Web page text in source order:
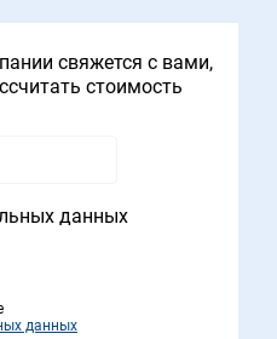
свяжется с вами,
стоимость
данных
данных